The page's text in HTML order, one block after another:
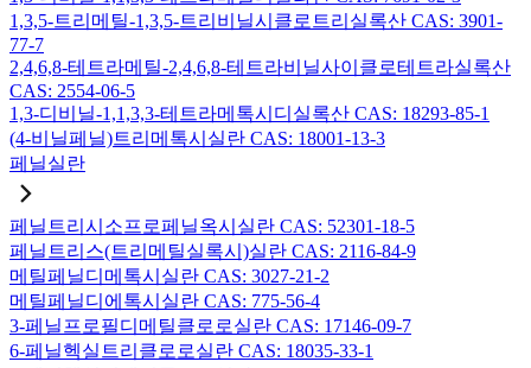
1,3,5-트리메틸-1,3,5-트리비닐시클로트리실록산 CAS: 3901-
77-7
2,4,6,8-테트라메틸-2,4,6,8-테트라비닐사이클로테트라실록산
CAS: 2554-06-5
1,3-디비닐-1,1,3,3-테트라메톡시디실록산 CAS: 18293-85-1
(4-비닐페닐)트리메톡시실란 CAS: 18001-13-3
페닐실란
페닐트리시소프로페닐옥시실란 CAS: 52301-18-5
페닐트리스(트리메틸실록시)실란 CAS: 2116-84-9
메틸페닐디메톡시실란 CAS: 3027-21-2
메틸페닐디에톡시실란 CAS: 775-56-4
3-페닐프로필디메틸클로로실란 CAS: 17146-09-7
6-페닐헥실트리클로로실란 CAS: 18035-33-1